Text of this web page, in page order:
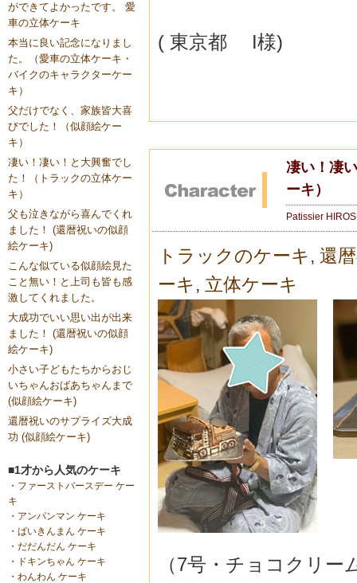
ができてよかったです。 愛
車の立体ケーキ
本当に良い記念になりまし
た。（愛車の立体ケーキ・
バイクのキャラクターケー
キ）
父だけでなく、家族皆大喜
びでした！（似顔絵ケー
キ）
凄い！凄い！と大興奮でし
た！（トラックの立体ケー
キ）
父も泣きながら喜んでくれ
ました！ (還暦祝いの似顔
絵ケーキ)
こんな似ている似顔絵見た
こと無い！と上司も皆も感
激してくれました。
大成功でいい思い出が出来
ました！ (還暦祝いの似顔
絵ケーキ)
小さい子どもたちからおじ
いちゃんおばあちゃんまで
(似顔絵ケーキ)
還暦祝いのサプライズ大成
功 (似顔絵ケーキ)
■1才から人気のケーキ
・ ファーストバースデー ケー
キ
・ アンパンマン ケーキ
・ ばいきんまん ケーキ
・ だだんだん ケーキ
・
ドキンちゃん ケーキ
・ わんわん ケーキ
( 東京都 I様)
凄い！凄
ーキ）
Patissier
トラックのケーキ , 還
ーキ , 立体ケーキ
（7号・チョコクリー